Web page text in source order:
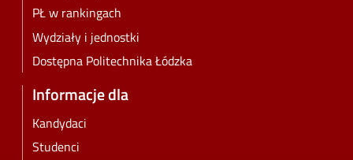
PŁ w rankingach
Wydziały i jednostki
Dostępna Politechnika Łódzka
Informacje dla
Kandydaci
Studenci